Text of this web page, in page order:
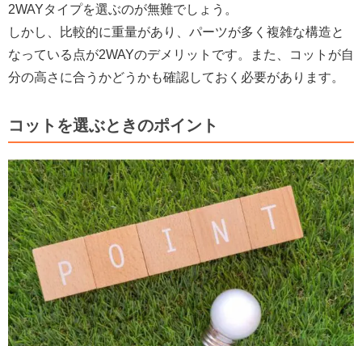
2WAYタイプを選ぶのが無難でしょう。
しかし、比較的に重量があり、パーツが多く複雑な構造と
なっている点が2WAYのデメリットです。また、コットが自
分の高さに合うかどうかも確認しておく必要があります。
コットを選ぶときのポイント